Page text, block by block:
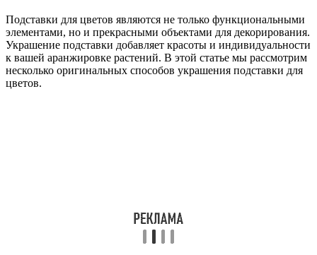
Подставки для цветов являются не только функциональными
элементами, но и прекрасными объектами для декорирования.
Украшение подставки добавляет красоты и индивидуальности
к вашей аранжировке растений. В этой статье мы рассмотрим
несколько оригинальных способов украшения подставки для
цветов.